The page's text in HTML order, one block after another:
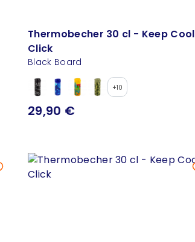
Thermobecher 30 cl - Keep Cool
Click
Black Board
+10
29,90 €